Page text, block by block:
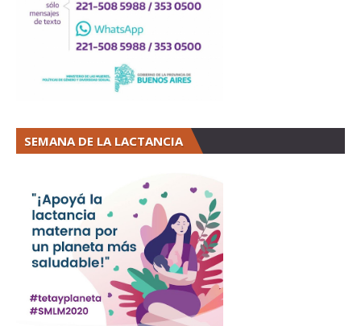
SEMANA DE LA LACTANCIA